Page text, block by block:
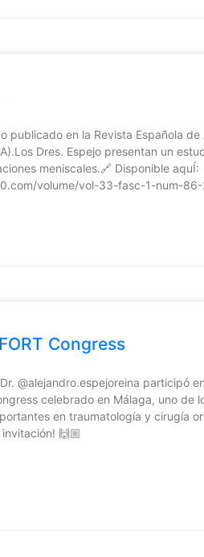
publicado en la Revista Española de
Dres. Espejo presentan un
meniscales.🔗 Disponible aquÍ:
volume/vol-33-fasc-1-num-
Congress
@alejandro.espejoreina participó
celebrado en Málaga, uno de
en traumatología y cirugía
🙌🏼